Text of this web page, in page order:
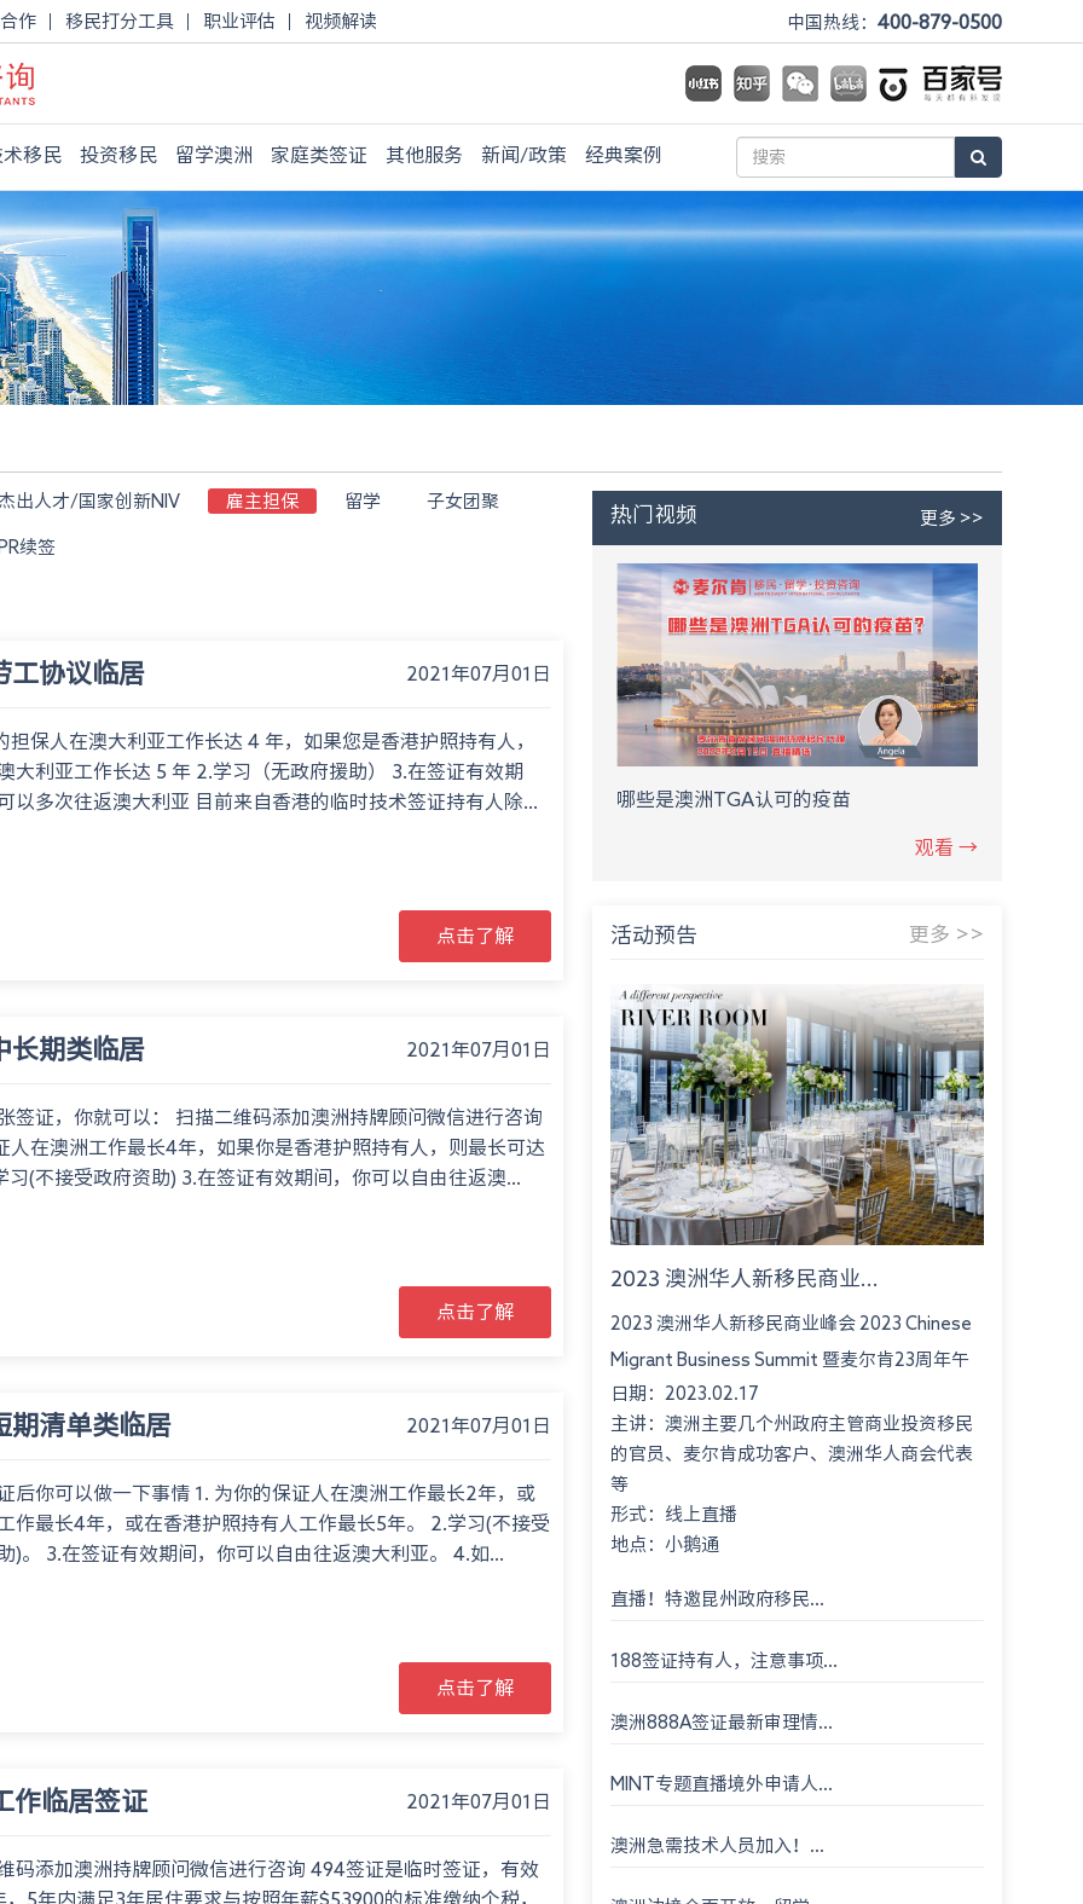
作 移民打分工具 职业评估 视频解读 中国热线： 400-879-0500
术移民 投资移民 留学澳洲 家庭类签证 其他服务 新闻/政策 经典案例
出人才/国家创新NIV 雇主担保 留学 子女团聚
续签
工协议临居 2021年07月01日
担保人在澳大利亚工作长达 4 年，如果您是香港护照持有人，
大利亚工作长达 5 年 2.学习（无政府援助） 3.在签证有效期
以多次往返澳大利亚 目前来自香港的临时技术签证持有人除...
点击了解
长期类临居 2021年07月01日
签证，你就可以： 扫描二维码添加澳洲持牌顾问微信进行咨询
人在澳洲工作最长4年，如果你是香港护照持有人，则最长可达
习(不接受政府资助) 3.在签证有效期间，你可以自由往返澳...
点击了解
期清单类临居 2021年07月01日
后你可以做一下事情 1. 为你的保证人在澳洲工作最长2年，或
作最长4年，或在香港护照持有人工作最长5年。 2.学习(不接受
)。 3.在签证有效期间，你可以自由往返澳大利亚。 4.如...
点击了解
作临居签证 2021年07月01日
码添加澳洲持牌顾问微信进行咨询 494签证是临时签证，有效
，5年内满足3年居住要求与按照年薪$53900的标准缴纳个税，
热门视频 更多 >>
哪些是澳洲TGA认可的疫苗
观看 →
活动预告 更多 >>
2023 澳洲华人新移民商业...
2023 澳洲华人新移民商业峰会 2023 Chinese
Migrant Business Summit 暨麦尔肯23周年午
餐会 Montgomery International Consultant
23rd An...
日期：2023.02.17
主讲：澳洲主要几个州政府主管商业投资移民
的官员、麦尔肯成功客户、澳洲华人商会代表
等
形式：线上直播
地点：小鹅通
直播！特邀昆州政府移民...
188签证持有人，注意事项...
澳洲888A签证最新审理情...
MINT专题直播境外申请人...
澳洲急需技术人员加入！...